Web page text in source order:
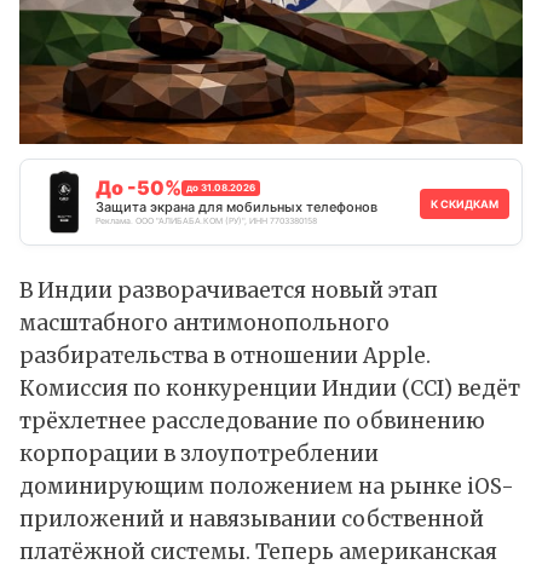
До -50% до 31.08.2026
Защита экрана для мобильных телефонов
Реклама. ООО "АЛИБАБА.КОМ (РУ)", ИНН 7703380158
К СКИДКАМ
В Индии разворачивается новый этап
масштабного антимонопольного
разбирательства в отношении Apple.
Комиссия по конкуренции Индии (CCI) ведёт
трёхлетнее расследование по обвинению
корпорации в злоупотреблении
доминирующим положением на рынке iOS-
приложений и навязывании собственной
платёжной системы. Теперь американская